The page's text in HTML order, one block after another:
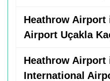
Heathrow Airport
Airport Uçakla
Heathrow Airport
International